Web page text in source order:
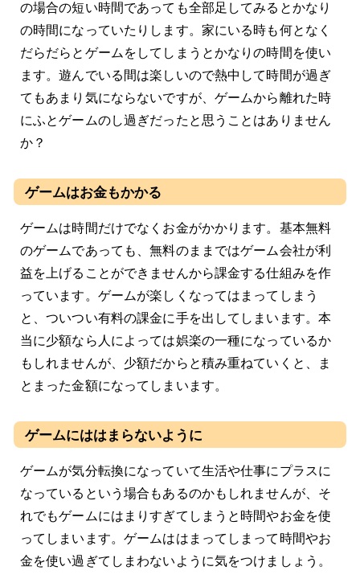
の場合の短い時間であっても全部足してみるとかなり
の時間になっていたりします。家にいる時も何となく
だらだらとゲームをしてしまうとかなりの時間を使い
ます。遊んでいる間は楽しいので熱中して時間が過ぎ
てもあまり気にならないですが、ゲームから離れた時
にふとゲームのし過ぎだったと思うことはありません
か？
ゲームはお金もかかる
ゲームは時間だけでなくお金がかかります。基本無料
のゲームであっても、無料のままではゲーム会社が利
益を上げることができませんから課金する仕組みを作
っています。ゲームが楽しくなってはまってしまう
と、ついつい有料の課金に手を出してしまいます。本
当に少額なら人によっては娯楽の一種になっているか
もしれませんが、少額だからと積み重ねていくと、ま
とまった金額になってしまいます。
ゲームにははまらないように
ゲームが気分転換になっていて生活や仕事にプラスに
なっているという場合もあるのかもしれませんが、そ
れでもゲームにはまりすぎてしまうと時間やお金を使
ってしまいます。ゲームははまってしまって時間やお
金を使い過ぎてしまわないように気をつけましょう。